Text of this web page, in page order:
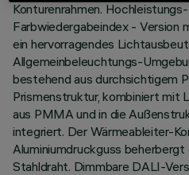
Konturenrahmen.
Farbwiedergabeindex -
ein hervorragendes
Allgemeinbeleuchtungs-
bestehend aus durchsichtigem
Prismenstruktur, kombiniert mit
aus PMMA und in die
integriert. Der Wärmeableiter-
Aluminiumdruckguss
Stahldraht. Dimmbare DALI-